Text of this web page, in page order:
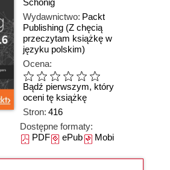
Schönig
Wydawnictwo: Packt
Publishing (Z chęcią
przeczytam książkę w
języku polskim)
Ocena:
Bądź pierwszym, który
oceni tę książkę
Stron: 416
Dostępne formaty:
PDFePubMobi